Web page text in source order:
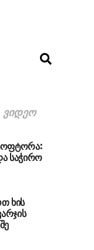
ᲕᲘᲓᲔᲝ
საჭირო
ხის